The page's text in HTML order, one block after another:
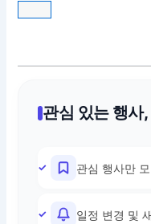
관심 있는 행사
관심 행사만
일정 변경 및